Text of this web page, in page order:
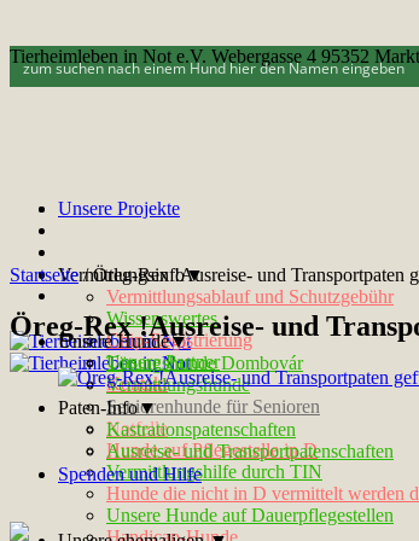
Tierheimleben in Not e.V. Webergasse 4 95352
Unsere Projekte
Vermittlungsinfo▼
Vermittlungsablauf und Schutzgebühr
Wissenswertes
Chip-Registrierung
Unsere Partner
Kontakt
Unsere Hunde▼
Tötungshunde Dombovár
Vermittlungshunde
Seniorenhunde für Senioren
Notfelle
Hunde auf Pflegestelle in D
Vermittlungshilfe durch TIN
Hunde die nicht in D vermittelt werden
Unsere Hunde auf Dauerpflegestellen
Handicap-Hunde
Paten-Info▼
Kastrationspatenschaften
Ausreise- und Transportpatenschaften
Spenden und Hilfe
Startseite /Öreg-Rex !Ausreise- und Transportpaten
Öreg-Rex !Ausreise- und